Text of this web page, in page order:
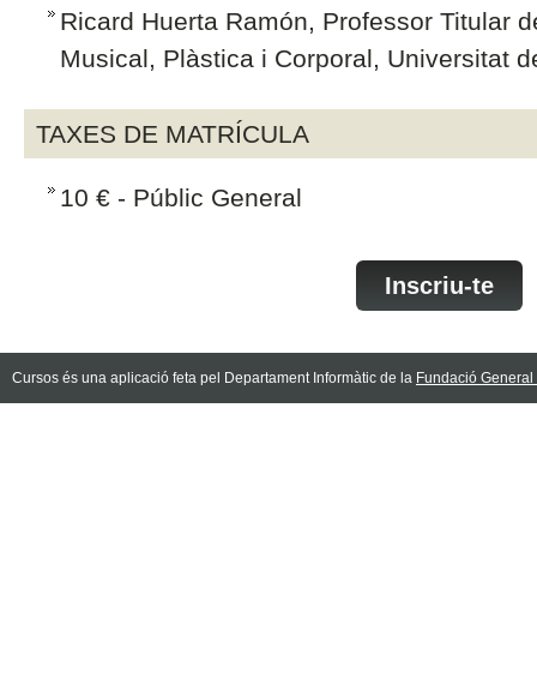
Ricard Huerta Ramón, Professor Titular
Musical, Plàstica i Corporal, Universitat
TAXES DE MATRÍCULA
10 € - Públic General
Inscriu-te
Cursos és una aplicació feta pel Departament Informàtic de la Fundació